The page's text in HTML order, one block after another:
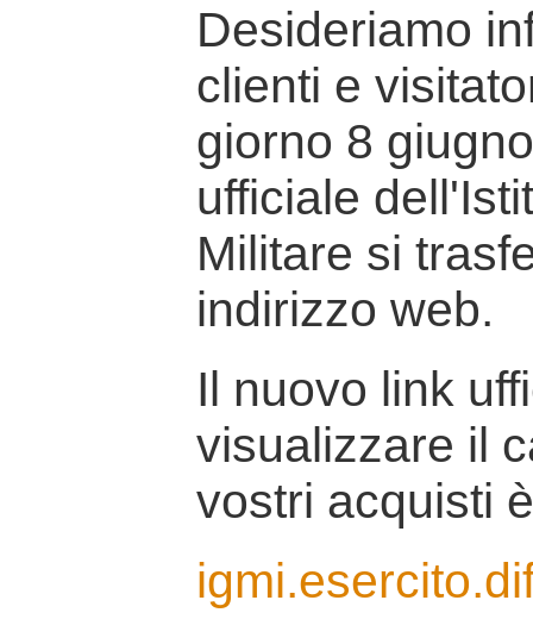
Desideriamo
clienti e
giorno 8
ufficiale
Militare si
indirizzo web.
Il nuovo link
visualizzare il
vostri acquisti